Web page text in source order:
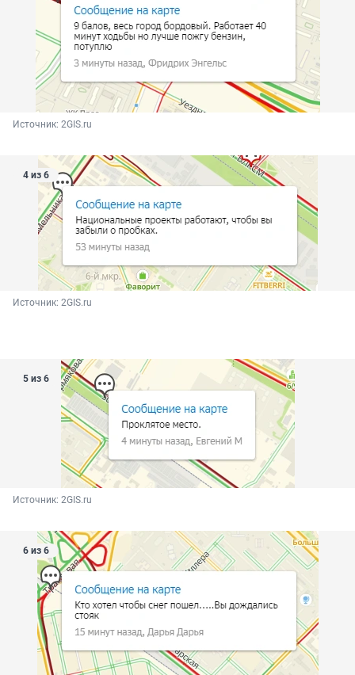
Источник: 2GIS.ru
4 из 6
Источник: 2GIS.ru
5 из 6
Источник: 2GIS.ru
6 из 6